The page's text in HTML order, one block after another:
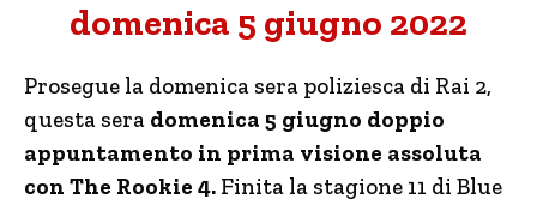
domenica 5 giugno 2022
Prosegue la domenica sera poliziesca di Rai 2,
questa sera domenica 5 giugno doppio
appuntamento in prima visione assoluta
con The Rookie 4. Finita la stagione 11 di Blue